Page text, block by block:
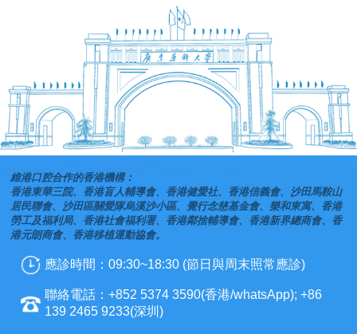
維港口腔合作的香港機構：
香港東華三院、香港盲人輔導會、香港健愛社、香港信義會、沙田馬鞍山
居民聯會、沙田區關愛隊烏溪沙小區、覺行念慈基金會、樂和東寓、香港
勞工及福利局、香港社會福利署、香港鄰捨輔導會、香港新界總商會、香
港元朗商會、香港移植運動協會。
應診時間：09:30~18:30 (節日與周末照常應診)
聯絡電話：+852 5374 3590(香港/whatsApp); +86
139 2465 9233(深圳)